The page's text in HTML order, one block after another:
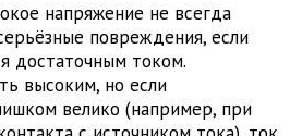
напряжение не всегда
повреждения, если
достаточным током.
высоким, но если
велико (например, при